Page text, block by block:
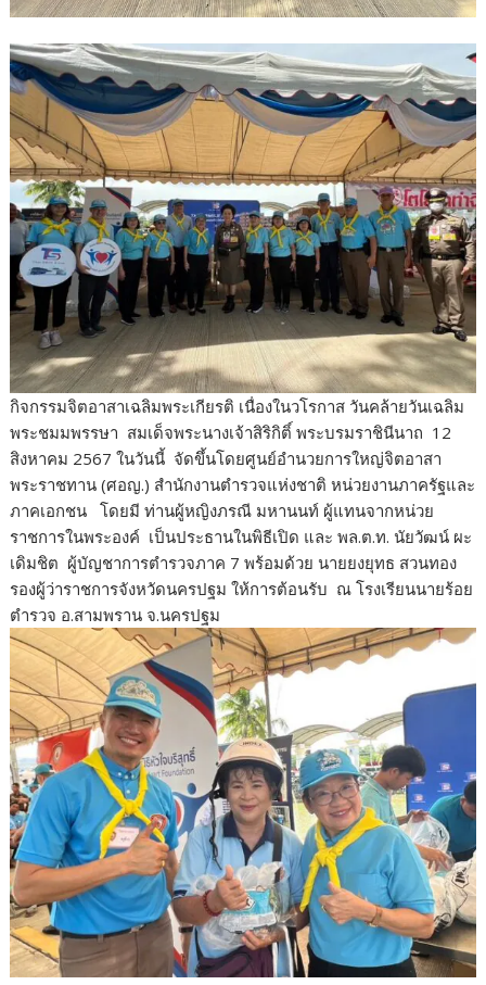
กิจกรรมจิตอาสาเฉลิมพระเกียรติ เนื่องในวโรกาส วันคล้ายวันเฉลิม
พระชมมพรรษา สมเด็จพระนางเจ้าสิริกิติ์ พระบรมราชินีนาถ 12
สิงหาคม 2567 ในวันนี้ จัดขึ้นโดยศูนย์อำนวยการใหญ่จิตอาสา
พระราชทาน (ศอญ.) สำนักงานตำรวจแห่งชาติ หน่วยงานภาครัฐและ
ภาคเอกชน โดยมี ท่านผู้หญิงภรณี มหานนท์ ผู้แทนจากหน่วย
ราชการในพระองค์ เป็นประธานในพิธีเปิด และ พล.ต.ท. นัยวัฒน์ ผะ
เดิมชิต ผู้บัญชาการตำรวจภาค 7 พร้อมด้วย นายยงยุทธ สวนทอง
รองผู้ว่าราชการจังหวัดนครปฐม ให้การต้อนรับ ณ โรงเรียนนายร้อย
ตำรวจ อ.สามพราน จ.นครปฐม